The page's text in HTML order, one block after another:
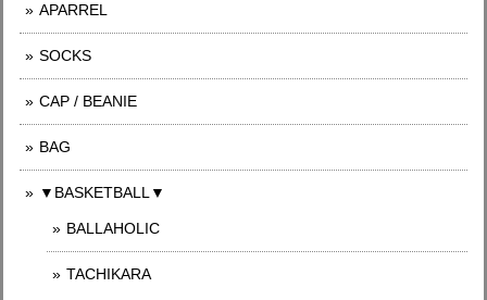
APARREL
SOCKS
CAP / BEANIE
BAG
▼BASKETBALL▼
BALLAHOLIC
TACHIKARA